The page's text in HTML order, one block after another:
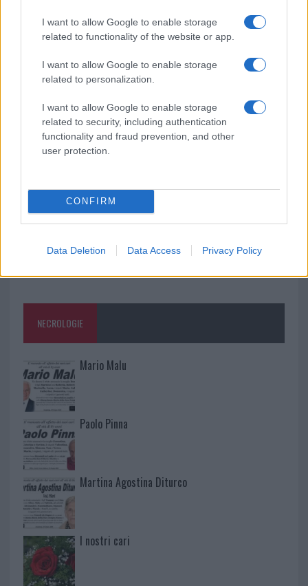
I want to allow Google to enable storage
related to functionality of the website or app.
I want to allow Google to enable storage
related to personalization.
I want to allow Google to enable storage
related to security, including authentication
functionality and fraud prevention, and other
user protection.
CONFIRM
Data Deletion Data Access Privacy Policy
Jovanotti, Gabry Ponte e Alfa: Olbia ombelico del
mondo per una notte
Giorgia Meloni a La Maddalena, la vicesindaco:
“Orgoglio e discrezione per visita privata̶…
Incendio nella notte a Olbia, a fuoco due furgoni
NECROLOGIE
Mario Malu
Paolo Pinna
Martina Agostina Diturco
I nostri cari